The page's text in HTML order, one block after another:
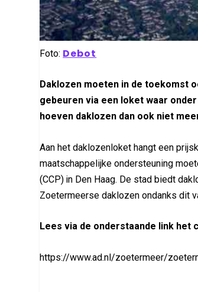
Foto: Debot
Daklozen moeten in de toekomst
gebeuren via een loket waar onder
hoeven daklozen dan ook niet
Aan het daklozenloket hangt een
maatschappelijke ondersteuning
(CCP) in Den Haag. De stad biedt
Zoetermeerse daklozen ondanks dit
Lees via de onderstaande link het
https://www.ad.nl/zoetermeer/